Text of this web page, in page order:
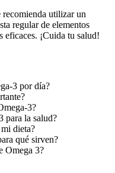
recomienda utilizar un
regular de elementos
eficaces. ¡Cuida tu salud!
3 por día?
3?
para la salud?
dieta?
qué sirven?
Omega 3?